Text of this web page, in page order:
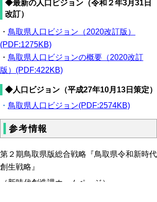
◆最新の人口ビジョン（令和２年3月31日
改訂）
・ 鳥取県人口ビジョン（2020改訂版）
(PDF:1275KB)
・ 鳥取県人口ビジョンの概要（2020改訂
版）(PDF:422KB)
◆人口ビジョン（平成27年10月13日策定）
・ 鳥取県人口ビジョン(PDF:2574KB)
参考情報
第２期鳥取県版総合戦略『鳥取県令和新時代
創生戦略』
（新時代創造課ホームページ）